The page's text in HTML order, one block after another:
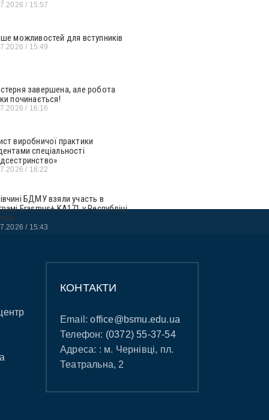
15:57
можливостей для вступників
15:49
завершена, але робота
починається!
16:16
виробничої практики
спеціальності
16:22
БДМУ взяли участь в
Erasmus+ KA171 у Республіці
15:43
КОНТАКТИ
Email:office@bsmu.edu.ua
Телефон: (0372) 55-37-54
Адреса: : м. Чернівці, пл.
Театральна, 2